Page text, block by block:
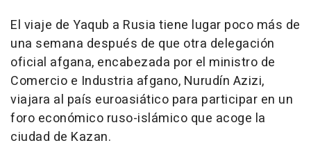
El viaje de Yaqub a Rusia tiene lugar poco más de
una semana después de que otra delegación
oficial afgana, encabezada por el ministro de
Comercio e Industria afgano, Nurudín Azizi,
viajara al país euroasiático para participar en un
foro económico ruso-islámico que acoge la
ciudad de Kazan.